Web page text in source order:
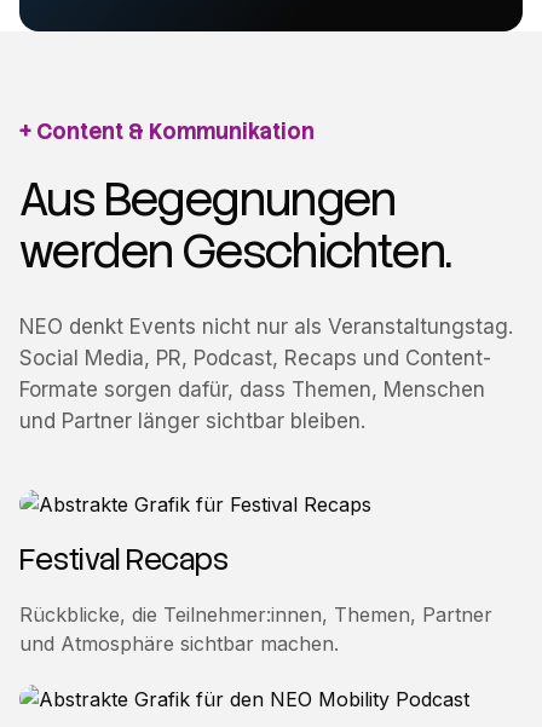
Content & Kommunikation
Aus Begegnungen
werden Geschichten.
NEO denkt Events nicht nur als Veranstaltungstag.
Social Media, PR, Podcast, Recaps und Content-
Formate sorgen dafür, dass Themen, Menschen
und Partner länger sichtbar bleiben.
Festival Recaps
Rückblicke, die Teilnehmer:innen, Themen, Partner
und Atmosphäre sichtbar machen.